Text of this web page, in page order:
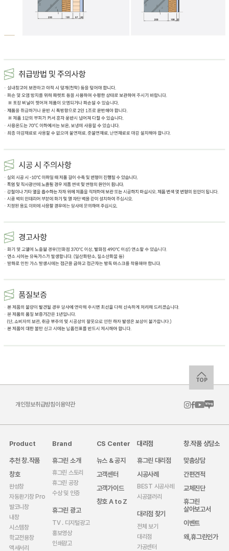
TOP
개인정보취급방침이용약관
Product
추천 창.작품
창호
완성창
자동환기창 Pro
발코니창
내창
시스템창
학교전용창
액세서리
Brand
휴그린 소개
휴그린 스토리
휴그린 공장
수상 및 인증
휴그린 광고
TV . 디지털광고
홍보영상
인쇄광고
CS Center
뉴스 & 공지
고객센터
고객가이드
창호 A to Z
대리점
휴그린 대리점
시공사례
BEST 시공사례
시공갤러리
대리점 찾기
전체 보기
대리점
가공센터
창.작품 상담소
맞춤상담
간편견적
교체진단
휴그린
살아보고서
이벤트
왜,휴그린인가